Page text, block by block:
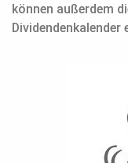
können außerdem
Dividendenkalender